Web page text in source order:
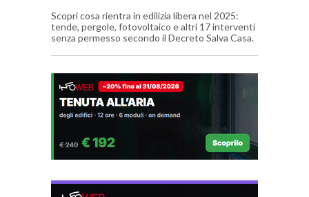
Scopri cosa rientra in edilizia libera nel 2025:
tende, pergole, fotovoltaico e altri 17 interventi
senza permesso secondo il Decreto Salva Casa.